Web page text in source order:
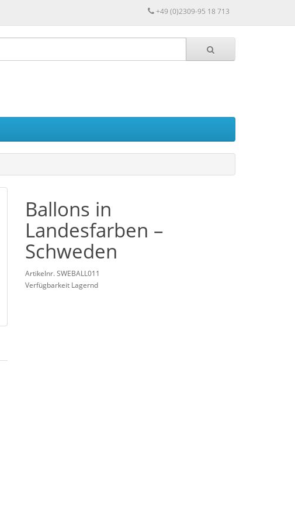
+49 (0)2309-95 18 713
Ballons in
Landesfarben –
Schweden
Artikelnr. SWEBALL011
Verfügbarkeit Lagernd